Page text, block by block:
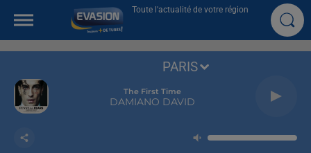
Toute l'actualité de votre région
The First Time
DAMIANO DAVID
PARIS